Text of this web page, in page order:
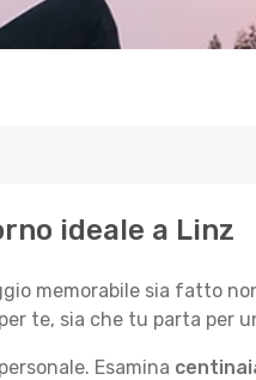
ideale a Linz
memorabile sia fatto
te, sia che tu parta per
Esamina